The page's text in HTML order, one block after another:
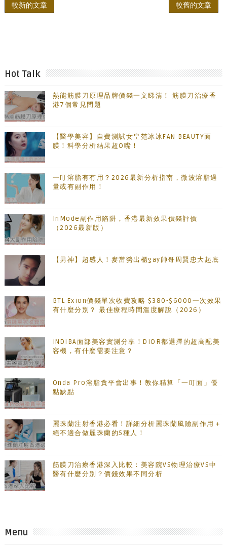
較新的文章 較舊的文章
Hot Talk
熱能筋膜刀原理品牌價錢一文睇清！ 筋膜刀治療香
港7個常見問題
【醫學美容】自費測試女皇范冰冰FAN BEAUTY面
膜！科學分析結果超O嘴！
一叮溶脂有冇用？2026最新分析指南，微波溶脂過
量或有副作用！
InMode副作用陷阱，香港最新效果價錢評價
（2026最新版）
【男神】超感人！麥當勞出櫃gay帥哥周賢忠大起底
BTL Exion價錢單次收費攻略 $380-$6000一次效果
有什麼分別？ 最佳療程時間溫度解說（2026）
INDIBA面部美容實測分享！DIOR都選擇的超高配美
容機，有什麼需要注意？
Onda Pro溶脂貪平會出事！教你精算「一叮面」優
點缺點
麗珠蘭注射香港必看！詳細分析麗珠蘭風險副作用＋
絕不適合做麗珠蘭的5種人！
筋膜刀治療香港深入比較：美容院VS物理治療VS中
醫有什麼分別？價錢效果不同分析
Menu